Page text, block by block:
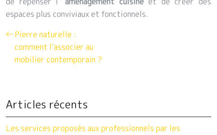
espaces plus conviviaux et fonctionnels.
Pierre naturelle :
comment l’associer au
mobilier contemporain ?
Articles récents
Les services proposés aux professionnels par les